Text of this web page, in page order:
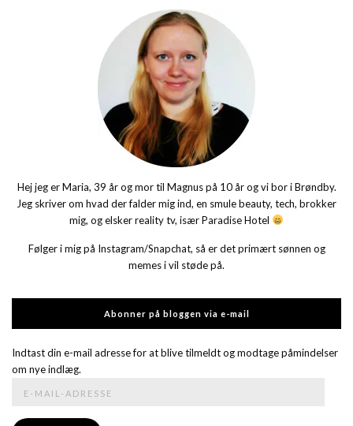
Hej jeg er Maria, 39 år og mor til Magnus på 10 år og vi bor i Brøndby.
Jeg skriver om hvad der falder mig ind, en smule beauty, tech, brokker
mig, og elsker reality tv, især Paradise Hotel
Følger i mig på Instagram/Snapchat, så er det primært sønnen og
memes i vil støde på.
Abonner på bloggen via e-mail
Indtast din e-mail adresse for at blive tilmeldt og modtage påmindelser
om nye indlæg.
adresse